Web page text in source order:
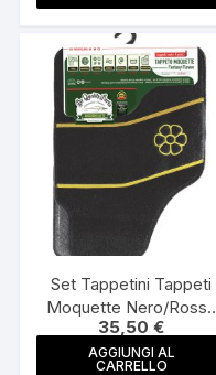
Set Tappetini Tappeti
Moquette Nero/Rosso
Battitacco Fantasy
Flower Made Italy
35,50€
AGGIUNGI AL
CARRELLO